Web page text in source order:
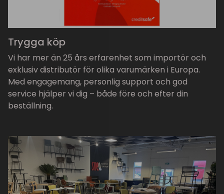
Trygga köp
Vi har mer än 25 års erfarenhet som importör och
exklusiv distributör för olika varumärken i Europa.
Med engagemang, personlig support och god
service hjälper vi dig – både före och efter din
beställning.